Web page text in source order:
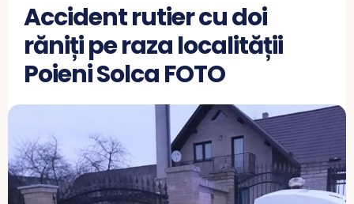
Accident rutier cu doi
răniți pe raza localității
Poieni Solca FOTO